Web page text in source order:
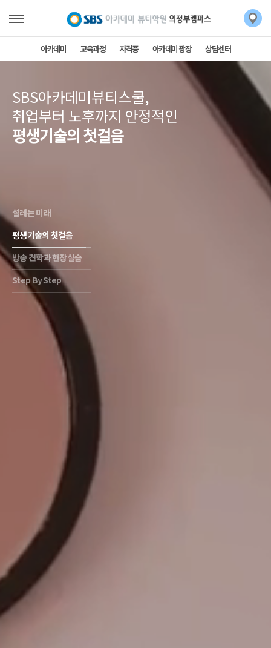
아카데미 교육과정 자격증 아카데미 광장 상담센터
SBS아카데미뷰티스쿨,
취업부터 노후까지 안정적인
평생기술의 첫걸음
설레는 미래
평생기술의 첫걸음
방송 견학과 현장실습
Step By Step